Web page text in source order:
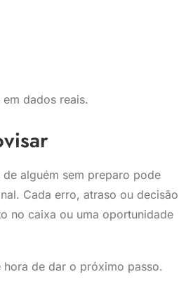
dados reais.
alguém sem preparo pode
Cada erro, atraso ou decisão
no caixa ou uma oportunidade
de dar o próximo passo.